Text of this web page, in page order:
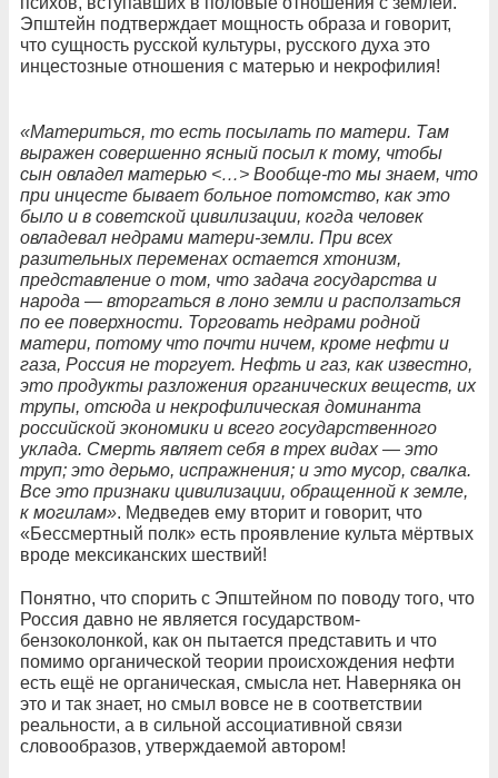
Эпштейн подтверждает мощность образа и говорит,
что сущность русской культуры, русского духа это
инцестозные отношения с матерью и некрофилия!
«Материться, то есть посылать по матери. Там
выражен совершенно ясный посыл к тому, чтобы
сын овладел матерью <…> Вообще-то мы знаем, что
при инцесте бывает больное потомство, как это
было и в советской цивилизации, когда человек
овладевал недрами матери-земли. При всех
разительных переменах остается хтонизм,
представление о том, что задача государства и
народа — вторгаться в лоно земли и расползаться
по ее поверхности. Торговать недрами родной
матери, потому что почти ничем, кроме нефти и
газа, Россия не торгует. Нефть и газ, как известно,
это продукты разложения органических веществ, их
трупы, отсюда и некрофилическая доминанта
российской экономики и всего государственного
уклада. Смерть являет себя в трех видах — это
труп; это дерьмо, испражнения; и это мусор, свалка.
Все это признаки цивилизации, обращенной к земле,
к могилам». Медведев ему вторит и говорит, что
«Бессмертный полк» есть проявление культа мёртвых
вроде мексиканских шествий!
Понятно, что спорить с Эпштейном по поводу того, что
Россия давно не является государством-
бензоколонкой, как он пытается представить и что
помимо органической теории происхождения нефти
есть ещё не органическая, смысла нет. Наверняка он
это и так знает, но смыл вовсе не в соответствии
реальности, а в сильной ассоциативной связи
словообразов, утверждаемой автором!